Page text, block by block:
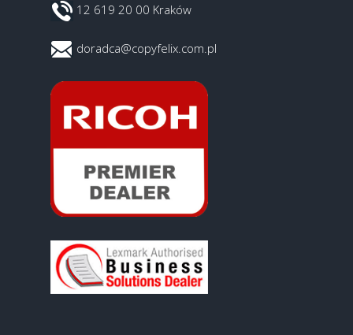
12 619 20 00 Kraków
doradca@copyfelix.com.pl